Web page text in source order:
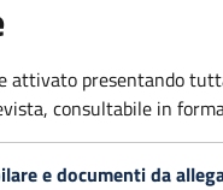
attivato presentando
consultabile in
e documenti da